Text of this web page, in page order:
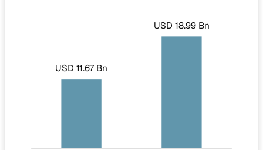
USD 11.67 Bn
USD 18.99 Bn